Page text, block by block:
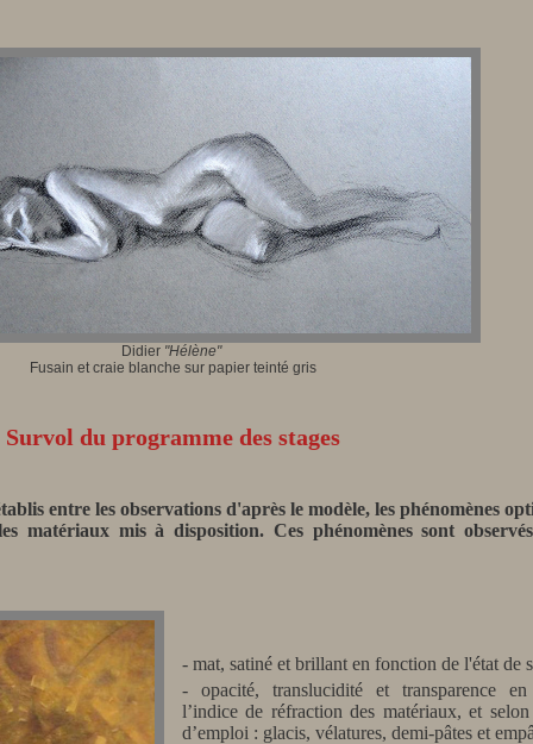
Didier "Hélène"
Fusain et craie blanche sur papier teinté gris
Survol du programme des stages
entre les observations d'après le modèle, les phénomènes
matériaux mis à disposition. Ces phénomènes sont
- mat, satiné et brillant en fonction de l'état de
- opacité, translucidité et transparence
l’indice de réfraction des matériaux, et
d’emploi : glacis, vélatures, demi-pâtes et